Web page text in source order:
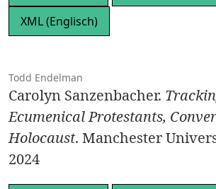
XML (Englisch)
Todd Endelman
Carolyn Sanzenbacher.
Ecumenical Protestants,
Holocaust. Manchester
2024